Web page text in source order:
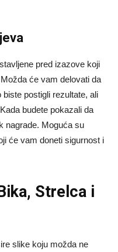
pred izazove koji
će vam delovati da
postigli rezultate, ali
budete pokazali da
nagrade. Moguća su
će vam doneti sigurnost i
Strelca i
slike koju možda ne